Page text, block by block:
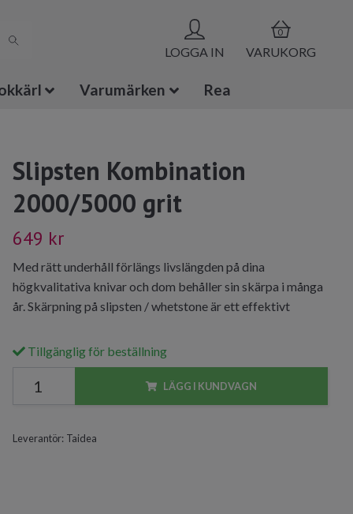
LOGGA IN
0
VARUKORG
Varumärken Rea
Slipsten Kombination
2000/5000 grit
649 kr
Med rätt underhåll förlängs livslängden på dina
högkvalitativa knivar och dom behåller sin skärpa i många
år. Skärpning på slipsten / whetstone är ett effektivt
Tillgänglig för beställning
LÄGG I KUNDVAGN
Leverantör: Taidea